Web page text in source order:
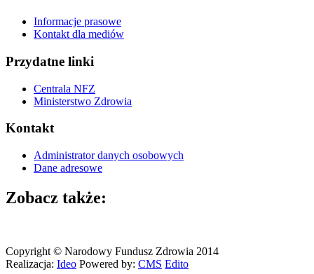
Informacje prasowe
Kontakt dla mediów
Przydatne linki
Centrala NFZ
Ministerstwo Zdrowia
Kontakt
Administrator danych osobowych
Dane adresowe
Zobacz także:
Copyright © Narodowy Fundusz Zdrowia 2014
Realizacja: Ideo Powered by: CMS Edito